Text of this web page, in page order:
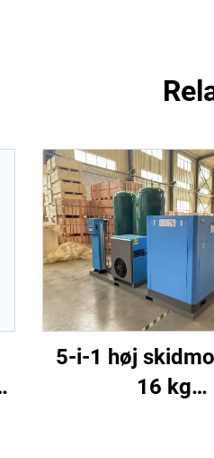
5-i-1 høj
16 kg